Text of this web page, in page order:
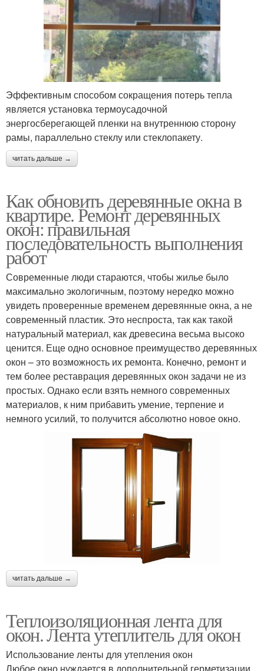
Эффективным способом сокращения потерь тепла
является установка термоусадочной
энергосберегающей пленки на внутреннюю сторону
рамы, параллельно стеклу или стеклопакету.
читать дальше →
Как обновить деревянные окна в
квартире. Ремонт деревянных
окон: правильная
последовательность выполнения
работ
Современные люди стараются, чтобы жилье было
максимально экологичным, поэтому нередко можно
увидеть проверенные временем деревянные окна, а не
современный пластик. Это неспроста, так как такой
натуральный материал, как древесина весьма высоко
ценится. Еще одно основное преимущество деревянных
окон – это возможность их ремонта. Конечно, ремонт и
тем более реставрация деревянных окон задачи не из
простых. Однако если взять немного современных
материалов, к ним прибавить умение, терпение и
немного усилий, то получится абсолютно новое окно.
читать дальше →
Теплоизоляционная лента для
окон. Лента утеплитель для окон
Использование ленты для утепления окон